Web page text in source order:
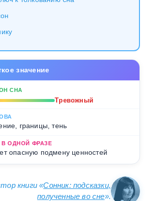
значение
СНА
Тревожный
границы, тень
В ОДНОЙ ФРАЗЕ
опасную подмену ценностей
книги «Сонник: подсказки,
полученные во сне».